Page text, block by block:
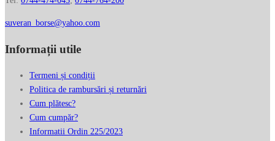
suveran_borse@yahoo.com
Informații utile
Termeni și condiții
Politica de rambursări și returnări
Cum plătesc?
Cum cumpăr?
Informatii Ordin 225/2023